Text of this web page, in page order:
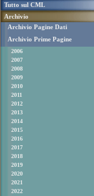
Tutto sul CML
Archivio
Archivio Pagine Dati
Archivio Prime Pagine
2006
2007
2008
2009
2010
2011
2012
2013
2014
2015
2016
2017
2018
2019
2020
2021
2022